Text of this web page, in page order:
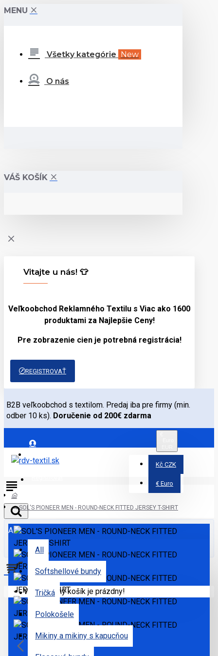
MENU
Všetky kategórie New
O nás
VÁŠ KOŠÍK
Vitajte u nás! 👕
Veľkoobchod Reklamného Textilu s Viac ako 1600
produktami za Najlepšie Ceny!
Pre zobrazenie cien je potrebná registrácia!
REGISTROVAŤ
B2B veľkoobchod s textilom. Predaj iba pre firmy (min.
odber 10 ks). Doručenie od 200€ zdarma
Kč CZK
€ Euro
All
All
Softshellové bundy
Tričká
Polokošele
Mikiny a mikiny s kapucňou
Váš nákupný košík je prázdny!
SOL'S PIONEER MEN - ROUND-NECK FITTED JERSEY T-SHIRT